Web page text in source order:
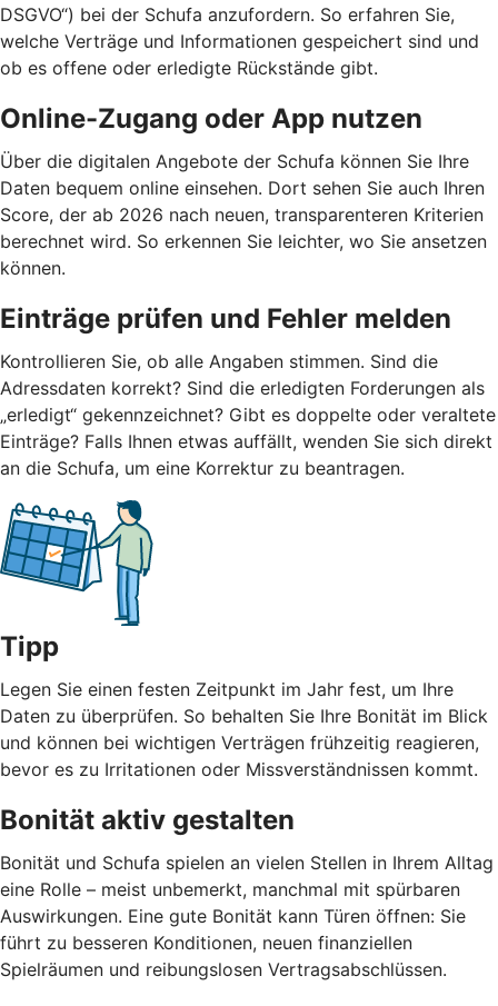
DSGVO“) bei der Schufa anzufordern. So erfahren Sie,
welche Verträge und Informationen gespeichert sind und
ob es offene oder erledigte Rückstände gibt.
Online-Zugang oder App nutzen
Über die digitalen Angebote der Schufa können Sie Ihre
Daten bequem online einsehen. Dort sehen Sie auch Ihren
Score, der ab 2026 nach neuen, transparenteren Kriterien
berechnet wird. So erkennen Sie leichter, wo Sie ansetzen
können.
Einträge prüfen und Fehler melden
Kontrollieren Sie, ob alle Angaben stimmen. Sind die
Adressdaten korrekt? Sind die erledigten Forderungen als
„erledigt“ gekennzeichnet? Gibt es doppelte oder veraltete
Einträge? Falls Ihnen etwas auffällt, wenden Sie sich direkt
an die Schufa, um eine Korrektur zu beantragen.
Tipp
Legen Sie einen festen Zeitpunkt im Jahr fest, um Ihre
Daten zu überprüfen. So behalten Sie Ihre Bonität im Blick
und können bei wichtigen Verträgen frühzeitig reagieren,
bevor es zu Irritationen oder Missverständnissen kommt.
Bonität aktiv gestalten
Bonität und Schufa spielen an vielen Stellen in Ihrem Alltag
eine Rolle – meist unbemerkt, manchmal mit spürbaren
Auswirkungen. Eine gute Bonität kann Türen öffnen: Sie
führt zu besseren Konditionen, neuen finanziellen
Spielräumen und reibungslosen Vertragsabschlüssen.